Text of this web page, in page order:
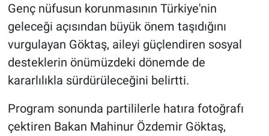
Genç nüfusun korunmasının Türkiye'nin
geleceği açısından büyük önem taşıdığını
vurgulayan Göktaş, aileyi güçlendiren sosyal
desteklerin önümüzdeki dönemde de
kararlılıkla sürdürüleceğini belirtti.
Program sonunda partililerle hatıra fotoğrafı
çektiren Bakan Mahinur Özdemir Göktaş,